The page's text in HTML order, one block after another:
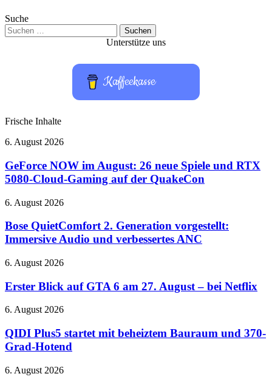
Suche
Suchen
nach:
Unterstütze uns
Kaffeekasse
Frische Inhalte
GeForce
im
August:
26
Spiele
RTX
5080-
Gaming
der
QuakeCon
6. August 2026
GeForce NOW im August: 26 neue Spiele und RTX
5080-Cloud-Gaming auf der QuakeCon
Bose
2.
Generation
vorgestellt:
Audio
verbessertes
6. August 2026
Bose QuietComfort 2. Generation vorgestellt:
Immersive Audio und verbessertes ANC
Erster
auf
GTA
6
27.
August
–
Netflix
6. August 2026
Erster Blick auf GTA 6 am 27. August – bei Netflix
QIDI
startet
mit
beheiztem
und
6. August 2026
QIDI Plus5 startet mit beheiztem Bauraum und 370-
Grad-Hotend
STABILO
6. August 2026